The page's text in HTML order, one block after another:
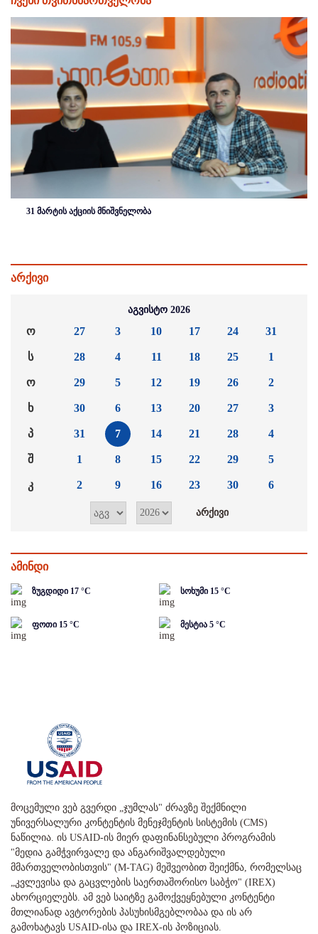
31 მარტის აქციის მნიშვნელობა
არქივი
აგვისტო 2026
ო
ს
ო
ხ
პ
შ
კ
27
28
29
30
31
1
2
3
4
5
6
7
8
9
10
11
12
13
14
15
16
17
18
19
20
21
22
23
24
25
26
27
28
29
30
31
1
2
3
4
5
6
ამინდი
ზუგდიდი 17 °C სოხუმი 15 °C
ფოთი 15 °C მესტია 5 °C
მოცემული ვებ გვერდი „ჯუმლას" ძრავზე შექმნილი
უნივერსალური კონტენტის მენეჯმენტის სისტემის (CMS)
ნაწილია. ის USAID-ის მიერ დაფინანსებული პროგრამის
"მედია გამჭვირვალე და ანგარიშვალდებული
მმართველობისთვის" (M-TAG) მეშვეობით შეიქმნა, რომელსაც
„კვლევისა და გაცვლების საერთაშორისო საბჭო" (IREX)
ახორციელებს. ამ ვებ საიტზე გამოქვეყნებული კონტენტი
მთლიანად ავტორების პასუხისმგებლობაა და ის არ
გამოხატავს USAID-ისა და IREX-ის პოზიციას.